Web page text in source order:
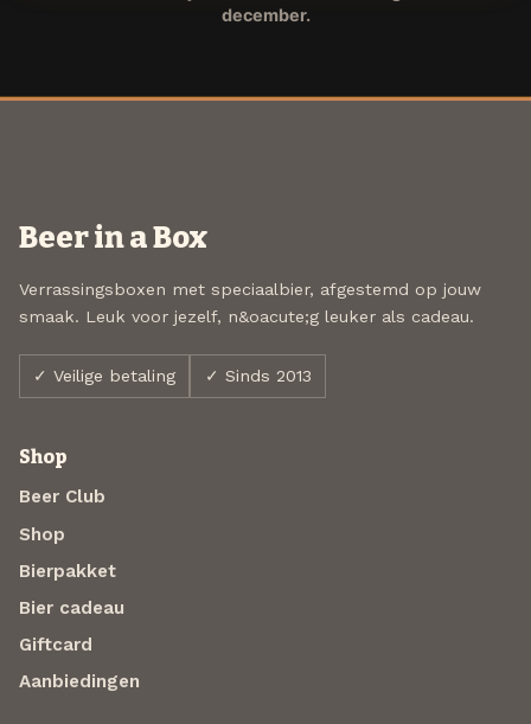
december.
Beer in a Box
Verrassingsboxen met speciaalbier, afgestemd op jouw
smaak. Leuk voor jezelf, n&oacute;g leuker als cadeau.
✓ Veilige betaling ✓ Sinds 2013
Shop
Beer Club
Shop
Bierpakket
Bier cadeau
Giftcard
Aanbiedingen